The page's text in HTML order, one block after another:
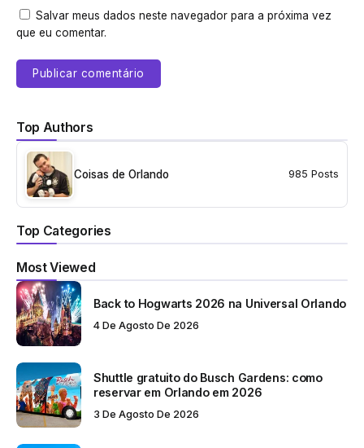
Salvar meus dados neste navegador para a próxima vez
que eu comentar.
Top Authors
Coisas de Orlando 985 Posts
Top Categories
Most Viewed
Back to Hogwarts 2026 na Universal Orlando
4 De Agosto De 2026
Shuttle gratuito do Busch Gardens: como
reservar em Orlando em 2026
3 De Agosto De 2026